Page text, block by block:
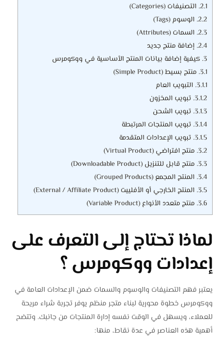
2.1. التصنيفات (Categories)
2.2. الوسوم (Tags)
2.3. السمات (Attributes)
2.4. إضافة منتج جديد
3. كيفية إضافة بيانات المنتج الأساسية في ووكومرس
3.1. منتج بسيط (Simple Product)
3.1.1. التبويب العام
3.1.2. تبويب المخزون
3.1.3. تبويب الشحن
3.1.4. تبويب المنتجات المرتبطة
3.1.5. تبويب الإعدادات المتقدمة
3.2. منتج افتراضي (Virtual Product)
3.3. منتج قابل للتنزيل (Downloadable Product)
3.4. المنتج المجمع (Grouped Products)
3.5. المنتج الخارجي أو الأفلييت (External / Affiliate Product)
3.6. منتج متعدد الأنواع (Variable Product)
لماذا تحتاج إلى التعرف على
إعدادات ووكومرس ؟
يعتبر فهم التصنيفات والوسوم والسمات ضمن الإعدادات العامة في
ووكومرس خطوة محورية لبناء متجر منظم يوفر تجربة شراء مريحة
للعملاء، ويسهل في الوقت نفسه إدارة المنتجات من جانبك. وتتضح
أهمية هذه العناصر في عدة نقاط، منها: